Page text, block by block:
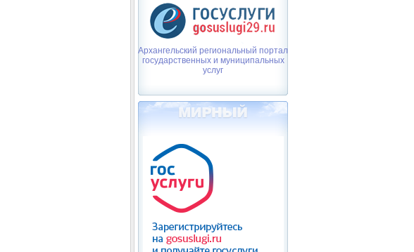
Архангельский региональный портал
государственных и муниципальных
услуг